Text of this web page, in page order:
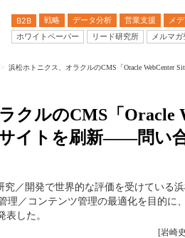
B2B 戦略 データ分析 営業支援 メ
ホワイトペーパー
リード研究所 メルマガ
浜松ホトニクス、オラクルのCMS「Oracle WebCenter
クルのCMS「Oracle
イトを刷新――問い合
究／開発で世界的な評価を受けている
理／コンテンツ管理の最適化を目的に
表した。
[岩崎